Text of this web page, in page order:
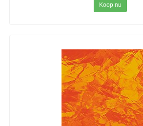
Koop nu